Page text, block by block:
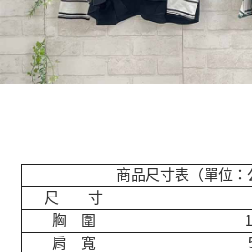
商品尺寸表（單位：
尺 寸
胸 圍
肩 寬